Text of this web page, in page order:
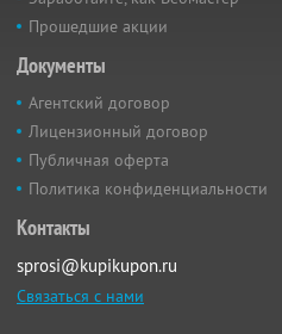
Прошедшие акции
Документы
Агентский договор
Лицензионный договор
Публичная оферта
Политика конфиденциальности
Контакты
sprosi@kupikupon.ru
Связаться с нами